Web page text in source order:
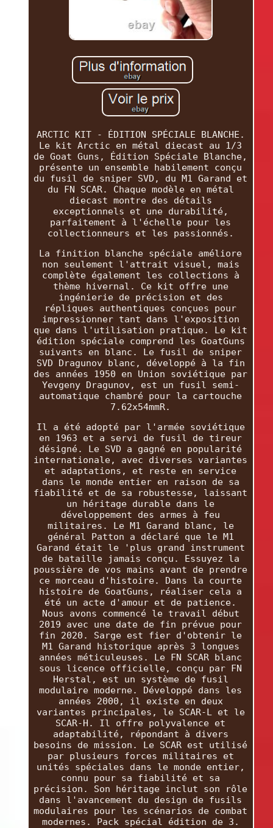
ARCTIC KIT - ÉDITION SPÉCIALE BLANCHE.
Le kit Arctic en métal diecast au 1/3
de Goat Guns, Édition Spéciale Blanche,
présente un ensemble habilement conçu
du fusil de sniper SVD, du M1 Garand et
du FN SCAR. Chaque modèle en métal
diecast montre des détails
exceptionnels et une durabilité,
parfaitement à l'échelle pour les
collectionneurs et les passionnés.
La finition blanche spéciale améliore
non seulement l'attrait visuel, mais
complète également les collections à
thème hivernal. Ce kit offre une
ingénierie de précision et des
répliques authentiques conçues pour
impressionner tant dans l'exposition
que dans l'utilisation pratique. Le kit
édition spéciale comprend les GoatGuns
suivants en blanc. Le fusil de sniper
SVD Dragunov blanc, développé à la fin
des années 1950 en Union soviétique par
Yevgeny Dragunov, est un fusil semi-
automatique chambré pour la cartouche
7.62x54mmR.
Il a été adopté par l'armée soviétique
en 1963 et a servi de fusil de tireur
désigné. Le SVD a gagné en popularité
internationale, avec diverses variantes
et adaptations, et reste en service
dans le monde entier en raison de sa
fiabilité et de sa robustesse, laissant
un héritage durable dans le
développement des armes à feu
militaires. Le M1 Garand blanc, le
général Patton a déclaré que le M1
Garand était le 'plus grand instrument
de bataille jamais conçu. Essuyez la
poussière de vos mains avant de prendre
ce morceau d'histoire. Dans la courte
histoire de GoatGuns, réaliser cela a
été un acte d'amour et de patience.
Nous avons commencé le travail début
2019 avec une date de fin prévue pour
fin 2020. Sarge est fier d'obtenir le
M1 Garand historique après 3 longues
années méticuleuses. Le FN SCAR blanc
sous licence officielle, conçu par FN
Herstal, est un système de fusil
modulaire moderne. Développé dans les
années 2000, il existe en deux
variantes principales, le SCAR-L et le
SCAR-H. Il offre polyvalence et
adaptabilité, répondant à divers
besoins de mission. Le SCAR est utilisé
par plusieurs forces militaires et
unités spéciales dans le monde entier,
connu pour sa fiabilité et sa
précision. Son héritage inclut son rôle
dans l'avancement du design de fusils
modulaires pour les scénarios de combat
modernes. Pack spécial édition de 3.